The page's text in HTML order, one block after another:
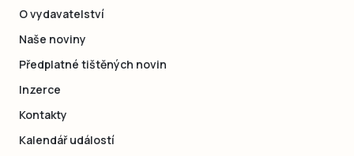
O vydavatelství
Naše noviny
Předplatné tištěných novin
Inzerce
Kontakty
Kalendář událostí